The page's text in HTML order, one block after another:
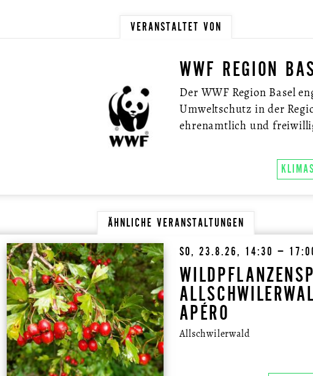
VERANSTALTET VON
WWF REGION
Der WWF Region Basel
Umweltschutz in der
ehrenamtlich und
ÄHNLICHE VERANSTALTUNGEN
SO, 23.8.26, 14:30 –
APÉRO
Allschwilerwald